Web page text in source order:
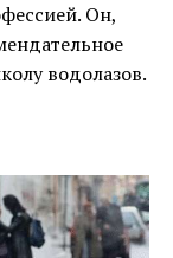
Он,
водолазов.